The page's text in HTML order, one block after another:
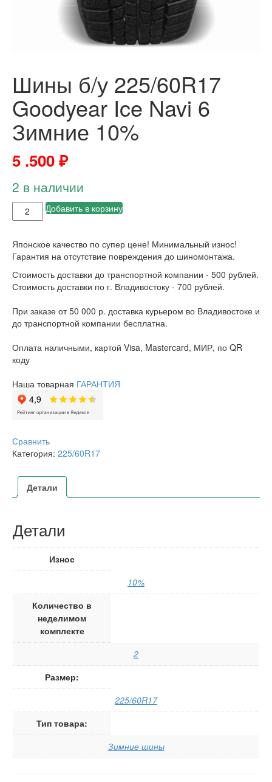
Шины б/у 225/60R17
Goodyear Ice Navi 6
Зимние 10%
5 .500₽
2 в наличии
Добавить в корзину
Японское качество по супер цене! Минимальный износ!
Гарантия на отсутствие повреждения до шиномонтажа.
Стоимость доставки до транспортной компании - 500 рублей.
Стоимость доставки по г. Владивостоку - 700 рублей.
При заказе от 50 000 р. доставка курьером во Владивостоке и
до транспортной компании бесплатна.
Оплата наличными, картой Visa, Mastercard, МИР, по QR
коду
Наша товарная ГАРАНТИЯ
Сравнить
Категория: 225/60R17
Детали
Детали
Износ
10%
Количество в
неделимом
комплекте
2
Размер:
225/60R17
Тип товара:
Зимние шины